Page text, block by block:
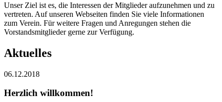
Unser Ziel ist es, die Interessen der Mitglieder aufzunehmen und zu
vertreten. Auf unseren Webseiten finden Sie viele Informationen
zum Verein. Für weitere Fragen und Anregungen stehen die
Vorstandsmitglieder gerne zur Verfügung.
Aktuelles
06.12.2018
Herzlich willkommen!